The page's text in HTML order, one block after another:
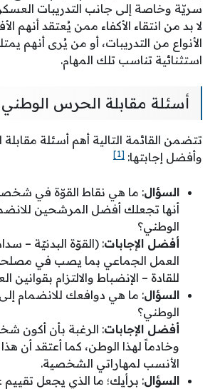
سريّة وخاصة إلى جانب التدريبات
لا بد من انتقاء الأكفاء ممن يُعتقد أنهم
الأنواع من التدريبات، أو من يُرى أنهم
استثنائية تناسب تلك المهام.
أسئلة مقابلة الحرس الوطني
تتضمن القائمة التالية أهم أسئلة
وأفضل إجابتها: [1]
السؤال: ما هي نقاط القوّة في
أنها تجعلك أفضل المرشحين
الوطني؟
أفضل الإجابات: (القوّة البدنيّة –
العمل الجماعي بما يصب في مصلحة
للقادة – الإنضباط والالتزام بقوانين
السؤال: ما هي دوافعك للانضمام
الوطني؟
أفضل الإجابات: الرغبة بأن أكون
وخادماً لهذا الوطن، كما أعتقد أن
الأنسب لمهاراتي الشخصية.
السؤال: برأيك؛ ما الذي يجعل